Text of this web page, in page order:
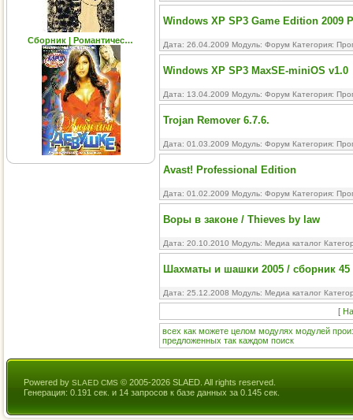
Сборник | Романтичес…
Windows XP SP3 Game Edition 2009
Дата: 26.04.2009 Модуль: Форум Категория:
Windows XP SP3 MaxSE-miniOS v1.0
Дата: 13.04.2009 Модуль: Форум Категория:
Trojan Remover 6.7.6.
Дата: 01.03.2009 Модуль: Форум Категория:
Avast! Professional Edition
Дата: 01.02.2009 Модуль: Форум Категория:
Воры в законе / Thieves by law
Дата: 20.10.2010 Модуль: Медиа каталог
Шахматы и шашки 2005 / сборник 45
Дата: 25.12.2008 Модуль: Медиа каталог
[
всех как можете целом модулях модулей
предложенных так каждом поиск
Powered by SLAED CMS © 2005-2026 SLAED. All rights reserved.
Генерация: 0.191 сек. и 14 запросов к базе данных за 0.145 сек.